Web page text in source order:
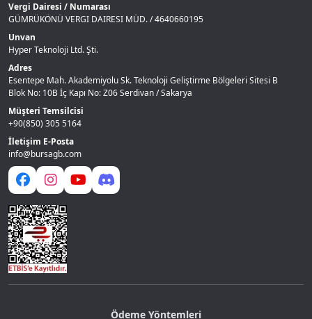
Vergi Dairesi / Numarası
GÜMRÜKÖNÜ VERGI DAIRESI MÜD. / 4640660195
Unvan
Hyper Teknoloji Ltd. Şti.
Adres
Esentepe Mah. Akademiyolu Sk. Teknoloji Geliştirme Bölgeleri Sitesi B
Blok No: 10B İç Kapı No: Z06 Serdivan / Sakarya
Müşteri Temsilcisi
+90(850) 305 5164
İletişim E-Posta
info@bursagb.com
Ödeme Yöntemleri